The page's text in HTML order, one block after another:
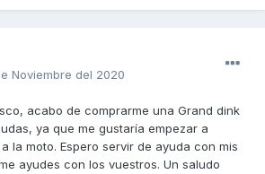
Noviembre del 2020
acabo de comprarme una Grand dink
ya que me gustaría empezar a
la moto. Espero servir de ayuda con mis
ayudes con los vuestros. Un saludo